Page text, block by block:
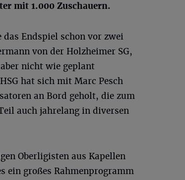
mit 1.000 Zuschauern.
Endspiel schon vor zwei
von der Holzheimer SG,
nicht wie geplant
hat sich mit Marc Pesch
an Bord geholt, die zum
auch jahrelang in diversen
Oberligisten aus Kapellen
ein großes Rahmenprogramm